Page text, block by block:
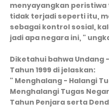
menyayangkan
tidak terjadi seperti itu,
sebagai kontrol sosial,
jadi apa negara ini, "
Diketahui bahwa Undang -
Tahun 1999 di jelaskan:
" Menghalang - Halangi
Menghalangi Tugas
Tahun Penjara serta